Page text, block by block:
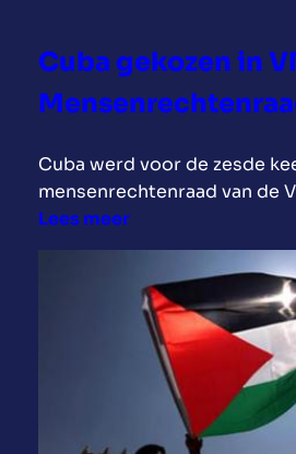
n
o
r
a
a
l
Cuba gekozen in
Cuba werd voor de zesde
mensenrechtenraad van de
Lees meer:
C